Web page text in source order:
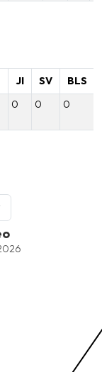
JI SV
BLS
0 0 0
ranges from -
ranges from -